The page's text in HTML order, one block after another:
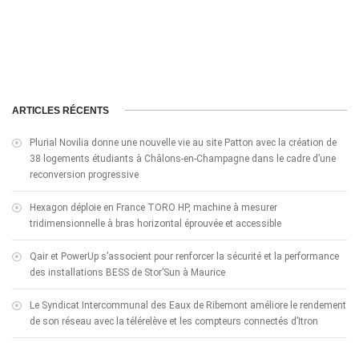
ARTICLES RÉCENTS
Plurial Novilia donne une nouvelle vie au site Patton avec la création de
38 logements étudiants à Châlons-en-Champagne dans le cadre d’une
reconversion progressive
Hexagon déploie en France TORO HP, machine à mesurer
tridimensionnelle à bras horizontal éprouvée et accessible
Qair et PowerUp s’associent pour renforcer la sécurité et la performance
des installations BESS de Stor’Sun à Maurice
Le Syndicat Intercommunal des Eaux de Ribemont améliore le rendement
de son réseau avec la télérelève et les compteurs connectés d’Itron